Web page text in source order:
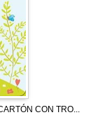
CON TRO...